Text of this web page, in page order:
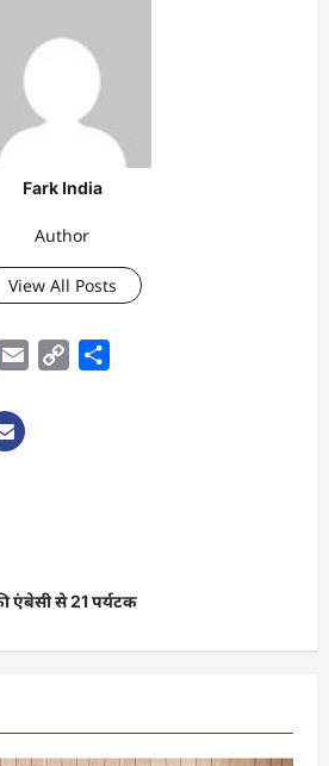
Fark India
Author
View All Posts
Telegram
Email
Copy
एंबेसी से 21 पर्यटक